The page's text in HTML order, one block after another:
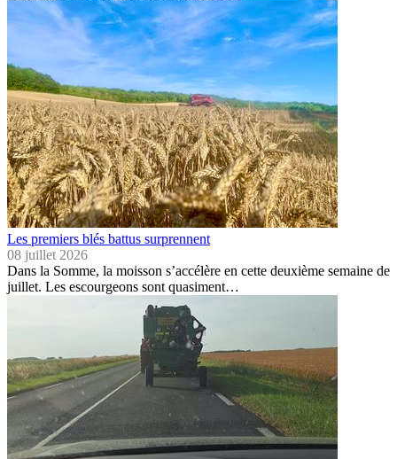
Les premiers blés battus surprennent
08 juillet 2026
Dans la Somme, la moisson s’accélère en cette deuxième semaine de
juillet. Les escourgeons sont quasiment…